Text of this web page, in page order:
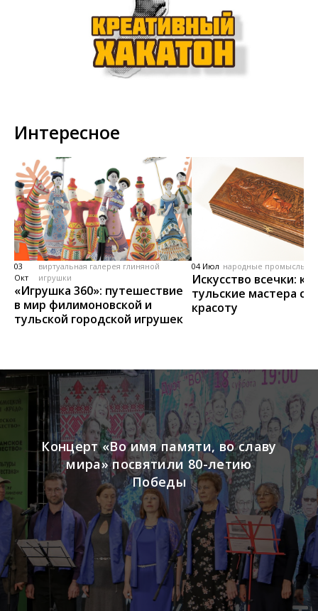
Интересное
03
Окт
виртуальная галерея глиняной
игрушки
«Игрушка 360»: путешествие
в мир филимоновской и
тульской городской игрушек
04 Июл народные промыслы,
Искусство всечки: как
тульские мастера
красоту
Концерт «Во имя памяти, во славу
мира» посвятили 80-летию
Победы